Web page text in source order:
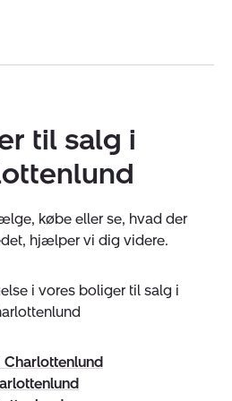
til markedets bedste pris
og stort netværk
og uforpligtende rådgivning
boligvurdering hvis du
ansvarsforsikring og
Forsikring telefon 3336 9597.
til salg i
købe eller se, hvad der
hjælper vi dig videre.
i vores boliger til salg i
Charlottenlund